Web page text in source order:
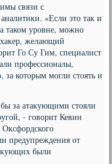
связи с
«Если это так и
таком уровне, можно
желающий
Го Су Гим, специалист
профессионалы,
которым могли стоять и
за атакующими стояли
- говорит Кевин
предупреждения от
были